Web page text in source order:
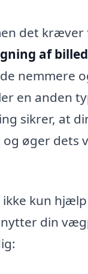
det kræver
af
nemmere
en anden
sikrer, at
øger dets
ikke kun
din